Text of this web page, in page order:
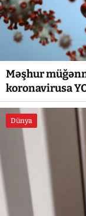
Məşhur
koronavirusa
Dünya